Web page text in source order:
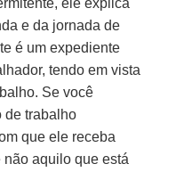
e da jornada de
é um expediente
tendo em vista
Se você
de trabalho
que ele receba
aquilo que está